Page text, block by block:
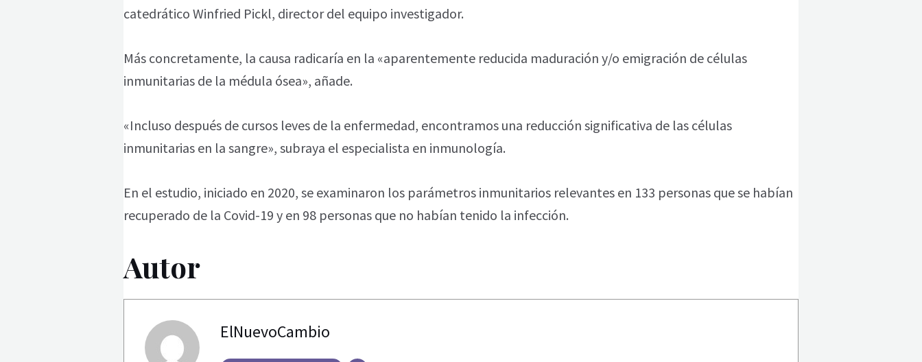
catedrático Winfried Pickl, director del equipo investigador.
Más concretamente, la causa radicaría en la «aparentemente reducida maduración y/o emigración de células
inmunitarias de la médula ósea», añade.
«Incluso después de cursos leves de la enfermedad, encontramos una reducción significativa de las células
inmunitarias en la sangre», subraya el especialista en inmunología.
En el estudio, iniciado en 2020, se examinaron los parámetros inmunitarios relevantes en 133 personas que se habían
recuperado de la Covid-19 y en 98 personas que no habían tenido la infección.
Autor
ElNuevoCambio